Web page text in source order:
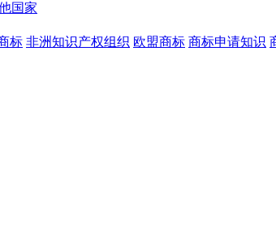
国家
标 非洲知识产权组织 欧盟商标 商标申请知识